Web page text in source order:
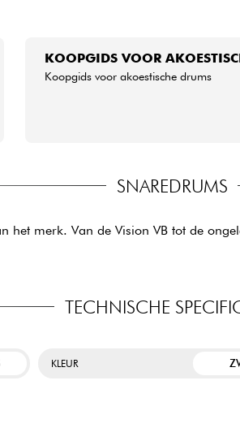
KOOPGIDS VOOR
Koopgids voor akoestische drums
SNAREDRUMS
het merk. Van de Vision VB tot de
TECHNISCHE
KLEUR